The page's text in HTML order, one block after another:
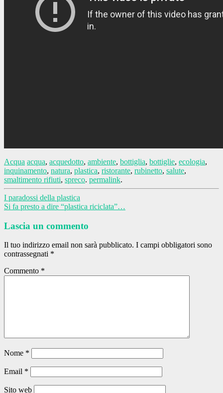
Acqua acqua, acquedotto, ambiente, bottiglia, bottiglie, ecologia,
inquinamento, natura, plastica, ristorante, rubinetto, salute,
smaltimento rifiuti, spreco. permalink.
Post
navigation
I paradossi della plastica
Si fa presto a dire “plastica riciclata”…
Lascia un commento
Il tuo indirizzo email non sarà pubblicato. I campi obbligatori sono
contrassegnati *
Commento *
Nome *
Email *
Sito web